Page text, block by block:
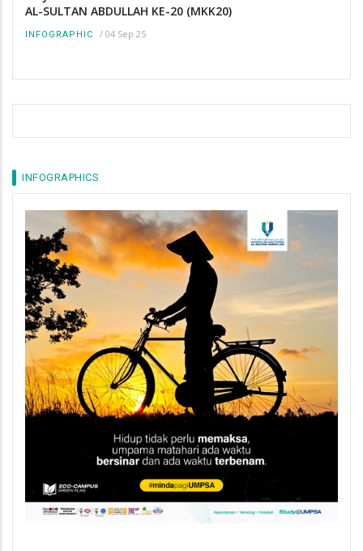
AL-SULTAN ABDULLAH KE-20 (MKK20)
INFOGRAPHIC / 04 Sep 25
INFOGRAPHICS